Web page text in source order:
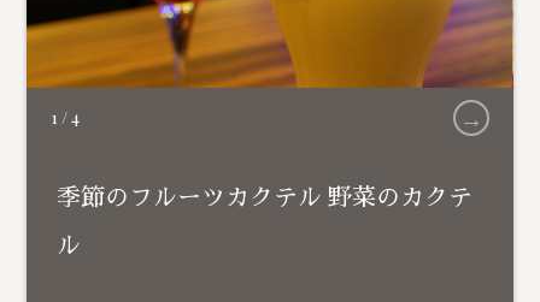
1 /4 →
季節のフルーツカクテル 野菜のカクテ
ル